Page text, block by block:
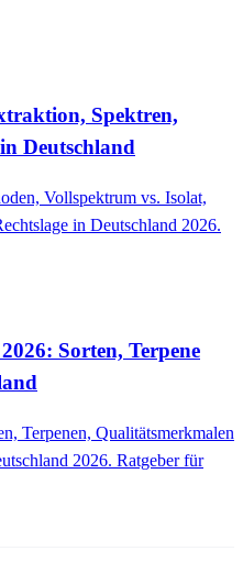
Spektren,
Deutschland
Vollspektrum vs. Isolat,
in Deutschland 2026.
Sorten, Terpene
Terpenen, Qualitätsmerkmalen
2026. Ratgeber für